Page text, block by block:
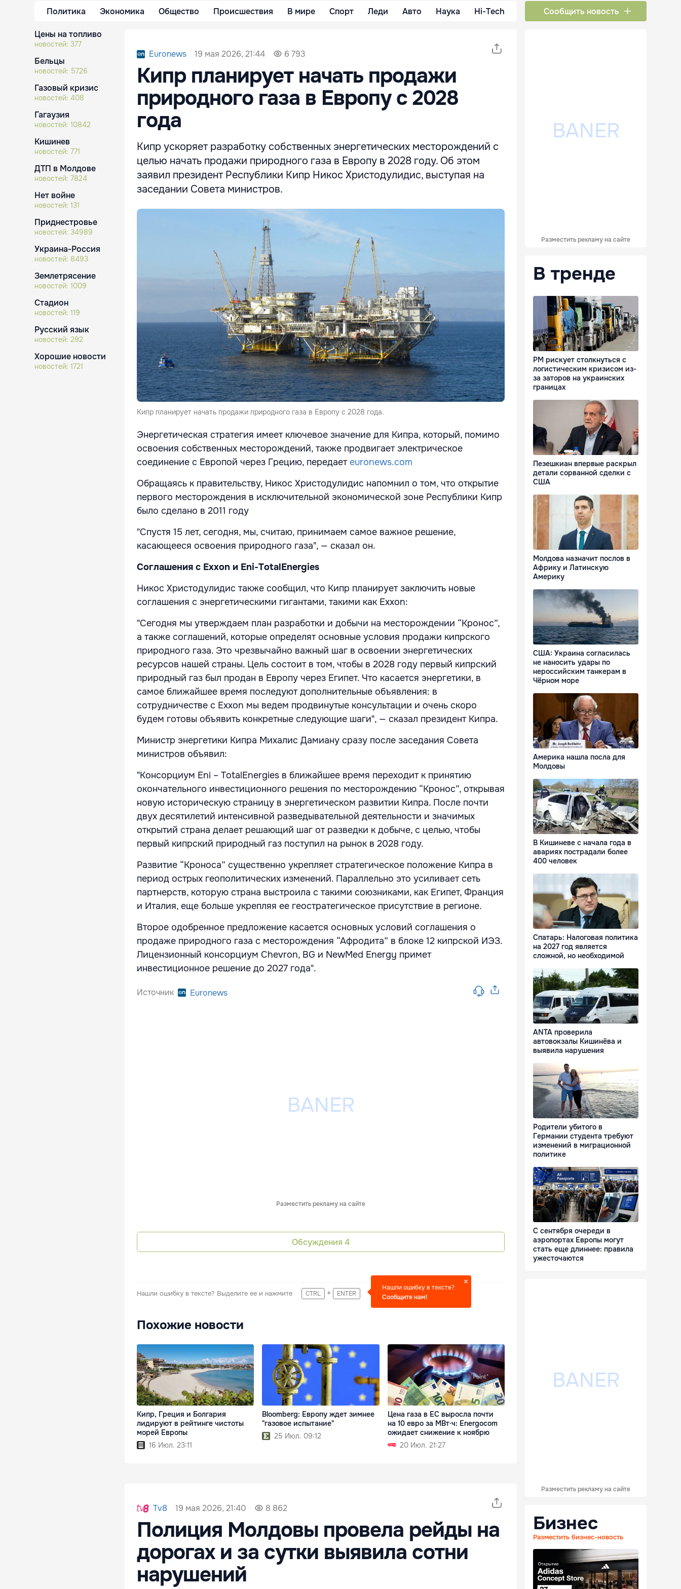
Политика Экономика Общество Происшествия В мире Спорт Леди Авто Наука Hi-Tech Сообщить новость
Цены на топливо
новостей: 377
Бельцы
новостей: 5726
Газовый кризис
новостей: 408
Гагаузия
новостей: 10842
Кишинев
новостей: 771
ДТП в Молдове
новостей: 7824
Нет войне
новостей: 131
Приднестровье
новостей: 34989
Украина-Россия
новостей: 8493
Землетрясение
новостей: 1009
Стадион
новостей: 119
Русский язык
новостей: 292
Хорошие новости
новостей: 1721
Euronews 19 мая 2026, 21:44 6 793
Кипр планирует начать продажи
природного газа в Европу с 2028
года
Кипр ускоряет разработку собственных энергетических месторождений с
целью начать продажи природного газа в Европу в 2028 году. Об этом
заявил президент Республики Кипр Никос Христодулидис, выступая на
заседании Совета министров.
Кипр планирует начать продажи природного газа в Европу с 2028 года.
Энергетическая стратегия имеет ключевое значение для Кипра, который, помимо
освоения собственных месторождений, также продвигает электрическое
соединение с Европой через Грецию, передаетeuronews.com
Обращаясь к правительству, Никос Христодулидис напомнил о том, что открытие
первого месторождения в исключительной экономической зоне Республики Кипр
было сделано в 2011 году
"Спустя 15 лет, сегодня, мы, считаю, принимаем самое важное решение,
касающееся освоения природного газа", — сказал он.
Соглашения с Exxon и Eni-TotalEnergies
Никос Христодулидис также сообщил, что Кипр планирует заключить новые
соглашения с энергетическими гигантами, такими как Exxon:
"Сегодня мы утверждаем план разработки и добычи на месторождении “Кронос”,
а также соглашений, которые определят основные условия продажи кипрского
природного газа. Это чрезвычайно важный шаг в освоении энергетических
ресурсов нашей страны. Цель состоит в том, чтобы в 2028 году первый кипрский
природный газ был продан в Европу через Египет. Что касается энергетики, в
самое ближайшее время последуют дополнительные объявления: в
сотрудничестве с Exxon мы ведем продвинутые консультации и очень скоро
будем готовы объявить конкретные следующие шаги", — сказал президент Кипра.
Министр энергетики Кипра Михалис Дамиану сразу после заседания Совета
министров объявил:
"Консорциум Eni – TotalEnergies в ближайшее время переходит к принятию
окончательного инвестиционного решения по месторождению “Кронос”, открывая
новую историческую страницу в энергетическом развитии Кипра. После почти
двух десятилетий интенсивной разведывательной деятельности и значимых
открытий страна делает решающий шаг от разведки к добыче, с целью, чтобы
первый кипрский природный газ поступил на рынок в 2028 году.
Развитие “Кроноса” существенно укрепляет стратегическое положение Кипра в
период острых геополитических изменений. Параллельно это усиливает сеть
партнерств, которую страна выстроила с такими союзниками, как Египет, Франция
и Италия, еще больше укрепляя ее геостратегическое присутствие в регионе.
Второе одобренное предложение касается основных условий соглашения о
продаже природного газа с месторождения “Афродита” в блоке 12 кипрской ИЭЗ.
Лицензионный консорциум Chevron, BG и NewMed Energy примет
инвестиционное решение до 2027 года".
Источник Euronews
Разместить рекламу на сайте
Обсуждения 4
Нашли ошибку в тексте? Выделите ее и нажмите CTRL + ENTER
Нашли ошибку в тексте?
Сообщите нам!
Похожие новости
Кипр, Греция и Болгария
лидируют в рейтинге чистоты
морей Европы
16 Июл. 23:11
Bloomberg: Европу ждет зимнее
"газовое испытание"
25 Июл. 09:12
Цена газа в ЕС выросла почти
на 10 евро за МВт·ч: Energocom
ожидает снижение к ноябрю
20 Июл. 21:27
Tv8 19 мая 2026, 21:40 8 862
Полиция Молдовы провела рейды на
дорогах и за сутки выявила сотни
нарушений
Разместить рекламу на сайте
В тренде
РМ рискует столкнуться с
логистическим кризисом из-
за заторов на украинских
границах
Пезешкиан впервые раскрыл
детали сорванной сделки с
США
Молдова назначит послов в
Африку и Латинскую
Америку
США: Украина согласилась
не наносить удары по
нероссийским танкерам в
Чёрном море
Америка нашла посла для
Молдовы
В Кишиневе с начала года в
авариях пострадали более
400 человек
Спатарь: Налоговая политика
на 2027 год является
сложной, но необходимой
ANTA проверила
автовокзалы Кишинёва и
выявила нарушения
Родители убитого в
Германии студента требуют
изменений в миграционной
политике
С сентября очереди в
аэропортах Европы могут
стать еще длиннее: правила
ужесточаются
Разместить рекламу на сайте
Бизнес
Разместить бизнес-новость